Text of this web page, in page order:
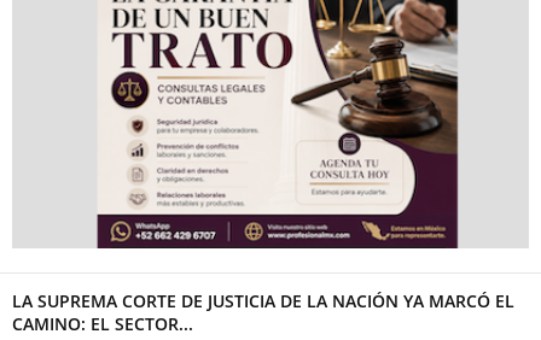
LA SUPREMA CORTE DE JUSTICIA DE LA NACIÓN YA MARCÓ EL
CAMINO: EL SECTOR...